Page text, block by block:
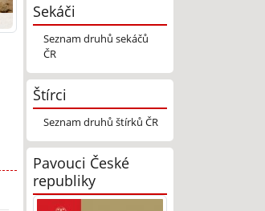
Sekáči
Seznam druhů sekáčů
ČR
Štírci
Seznam druhů štírků ČR
Pavouci České
republiky